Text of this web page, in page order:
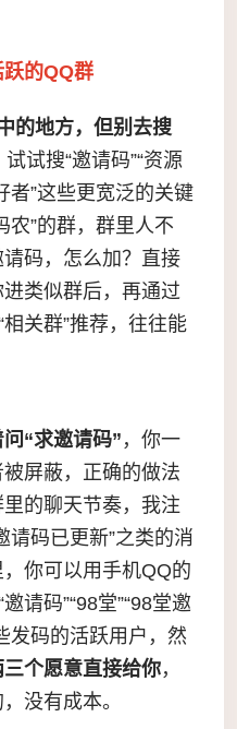
的QQ群
的地方，但别去搜
试试搜“邀请码”“资源
者”这些更宽泛的关键
农”的群，群里人不
码，怎么加？直接
类似群后，再通过
相关群”推荐，往往能
“求邀请码” ，你一
屏蔽，正确的做法
的聊天节奏，我注
请码已更新”之类的消
你可以用手机QQ的
请码”“98堂”“98堂邀
发码的活跃用户，然
个愿意直接给你，
没有成本。